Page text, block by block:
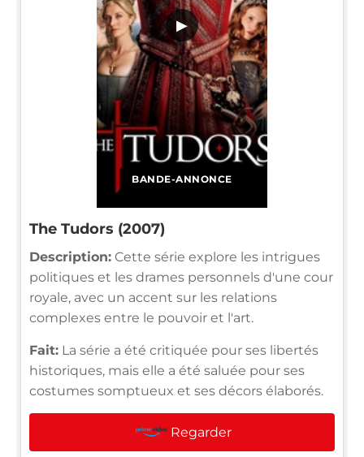
BANDE-ANNONCE
▶
The Tudors (2007)
Description: Cette série explore les intrigues
politiques et les drames personnels d'une cour
royale, avec un accent sur les relations
complexes entre le pouvoir et l'art.
Fait: La série a été critiquée pour ses libertés
historiques, mais elle a été saluée pour ses
costumes somptueux et ses décors élaborés.
Regarder